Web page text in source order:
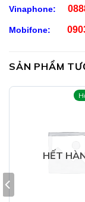
Đối Tượng Sử
Trẻ em từ 6
loạn khuẩn
Hướng Dẫn
Vinaphone:
Mobifone:
SẢN PHẨM
HẾT